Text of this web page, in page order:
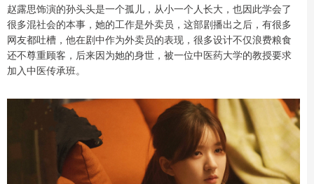
赵露思饰演的孙头头是一个孤儿，从小一个人长大，也因此学会了
很多混社会的本事，她的工作是外卖员，这部剧播出之后，有很多
网友都吐槽，他在剧中作为外卖员的表现，很多设计不仅浪费粮食
还不尊重顾客，后来因为她的身世，被一位中医药大学的教授要求
加入中医传承班。